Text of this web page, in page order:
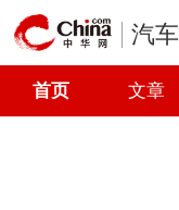
汽车
首页 文章